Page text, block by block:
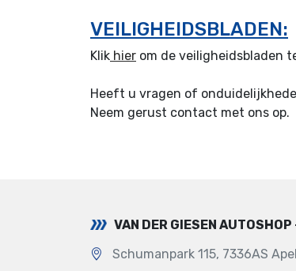
VEILIGHEIDSBLADEN:
Klik hier om de veiligheidsbladen
Heeft u vragen of
Neem gerust contact met ons op.
VAN DER GIESEN
Schumanpark 115, 7336AS